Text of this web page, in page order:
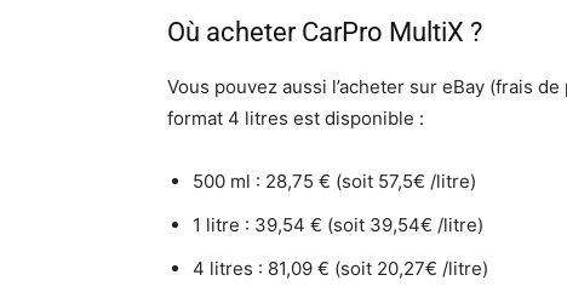
Où acheter CarPro MultiX ?
Vous pouvez aussi l’acheter sur eBay (frais
format 4 litres est disponible :
500 ml : 28,75 € (soit 57,5€ /litre)
1 litre : 39,54 € (soit 39,54€ /litre)
4 litres : 81,09 € (soit 20,27€ /litre)